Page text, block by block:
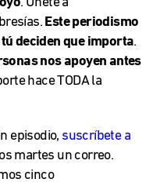
Este periodismo
deciden que importa.
nos apoyen antes
hace TODA la
episodio, suscríbete a
martes un correo.
cinco